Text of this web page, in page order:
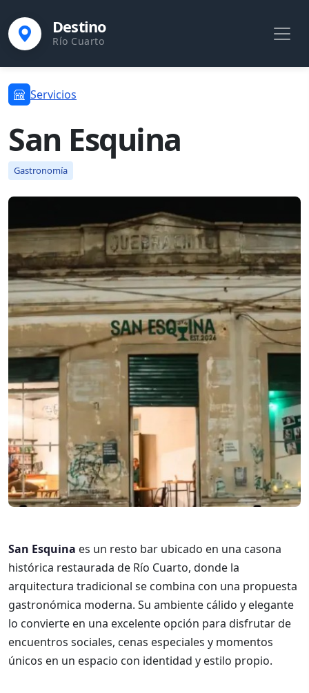
Destino
Río Cuarto
Servicios
San Esquina
Gastronomía
San Esquina es un resto bar ubicado en una casona
histórica restaurada de Río Cuarto, donde la
arquitectura tradicional se combina con una propuesta
gastronómica moderna. Su ambiente cálido y elegante
lo convierte en una excelente opción para disfrutar de
encuentros sociales, cenas especiales y momentos
únicos en un espacio con identidad y estilo propio.